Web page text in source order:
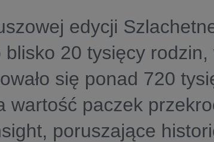
edycji
blisko 20 tysięcy rodzin,
się ponad 720
wartość paczek
poruszające